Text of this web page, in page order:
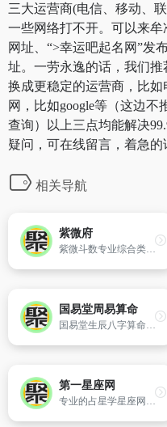
三大运营商(电信、移动、
一些网络打不开。可以来
网址、“>幸运吧起名网”发
址。一劳永逸的话，我们
换成更稳定的运营商，比
网，比如google等（这边
查询）以上三点均能解决
疑问，可在线留言，着急的
相关导航
紫微府
紫微斗数专业综合类网站,免费提供紫微斗数入门教学,命盘解析和命理讨论交流、紫微算命,致力于发扬中华绝学紫微斗数。
国易堂周易算命
国易堂生辰八字算命、易经周易命理预测、阴阳五行八卦、四柱批八字命理占卜大全,八字合婚配对匹配,五行缺什么查询,六十甲子纳音五行测人生财运事业算命准的网站。
第一星座网
专业的占星学星座网,提供星座知识、星座个性分析、星座开运方法、星座运势、配对、查询以及心理测试、塔罗牌、在线算命、风水、生肖等星相命理相关内容。